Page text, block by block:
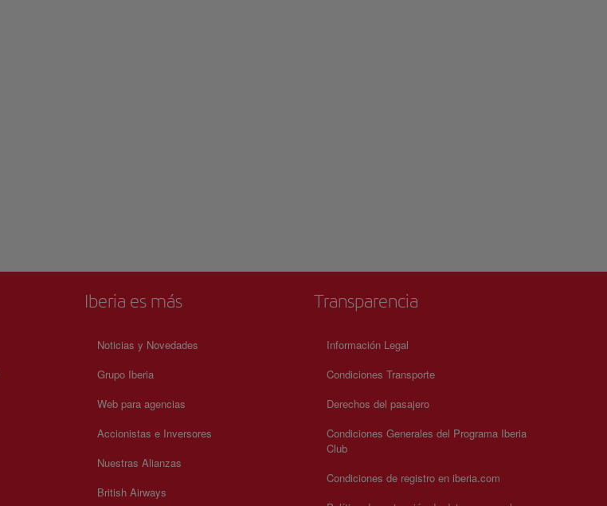
Iberia es más
Noticias y Novedades
Grupo Iberia
Web para agencias
Accionistas e Inversores
Nuestras Alianzas
British Airways
Transparencia
Información Legal
Condiciones Transporte
Derechos del pasajero
Condiciones Generales del Programa Iberia
Club
Condiciones de registro en iberia.com